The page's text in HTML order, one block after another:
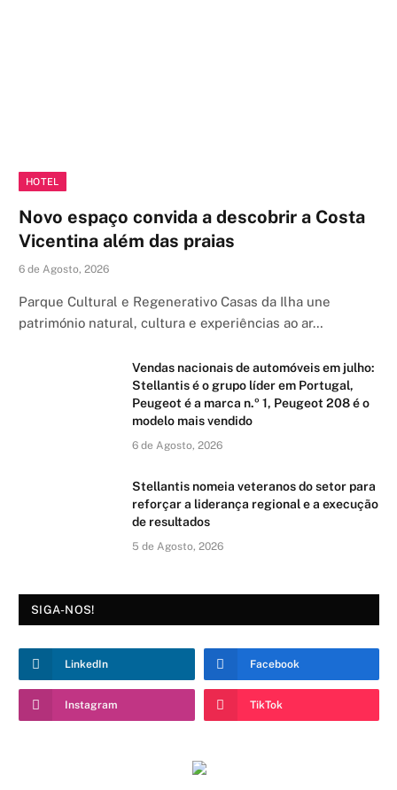
HOTEL
Novo espaço convida a descobrir a Costa
Vicentina além das praias
6 de Agosto, 2026
Parque Cultural e Regenerativo Casas da Ilha une
património natural, cultura e experiências ao ar…
Vendas nacionais de automóveis em julho:
Stellantis é o grupo líder em Portugal,
Peugeot é a marca n.º 1, Peugeot 208 é o
modelo mais vendido
6 de Agosto, 2026
Stellantis nomeia veteranos do setor para
reforçar a liderança regional e a execução
de resultados
5 de Agosto, 2026
SIGA-NOS!
LinkedIn Facebook
Instagram TikTok